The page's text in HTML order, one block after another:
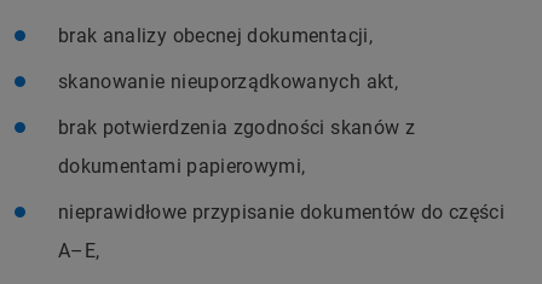
brak analizy obecnej dokumentacji,
skanowanie nieuporządkowanych akt,
brak potwierdzenia zgodności skanów z
dokumentami papierowymi,
nieprawidłowe przypisanie dokumentów do części
A–E,